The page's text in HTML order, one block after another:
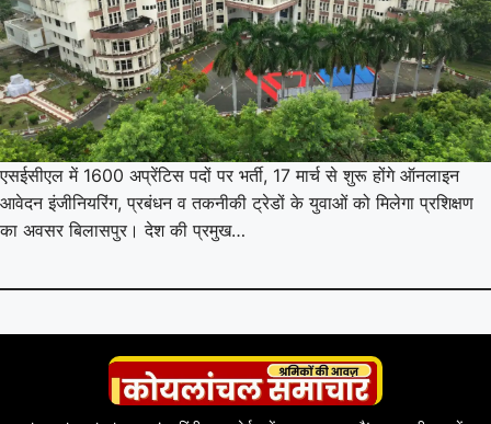
एसईसीएल में 1600 अप्रेंटिस पदों पर भर्ती, 17 मार्च से शुरू होंगे ऑनलाइन
आवेदन इंजीनियरिंग, प्रबंधन व तकनीकी ट्रेडों के युवाओं को मिलेगा प्रशिक्षण
का अवसर बिलासपुर। देश की प्रमुख…